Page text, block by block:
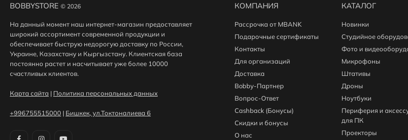
BOBBYSTORE © 2026
На данный момент наш интернет-магазин предоставляет
широкий ассортимент современной продукции и
обеспечивает быструю недорогую доставку по России,
Украине, Казахстану и Кыргызстану. Клиентская база
постоянно растет и насчитывает уже более 10000
счастливых клиентов.
Карта сайта | Политика персональных данных
+996755515000 | Бишкек, ул.Токтоналиева 6
КОМПАНИЯ
Рассрочка от MBANK
Подарочные сертификаты
Контакты
Для организаций
Доставка
Bobby-Партнер
Вопрос-Ответ
Cashback (Бонусы)
Скидки и бонусы
О нас
КАТАЛОГ
Новинки
Студийное
Фото и
Микрофоны
Штативы
Дроны
Ноутбуки
Периферия и
для ПК
Проекторы